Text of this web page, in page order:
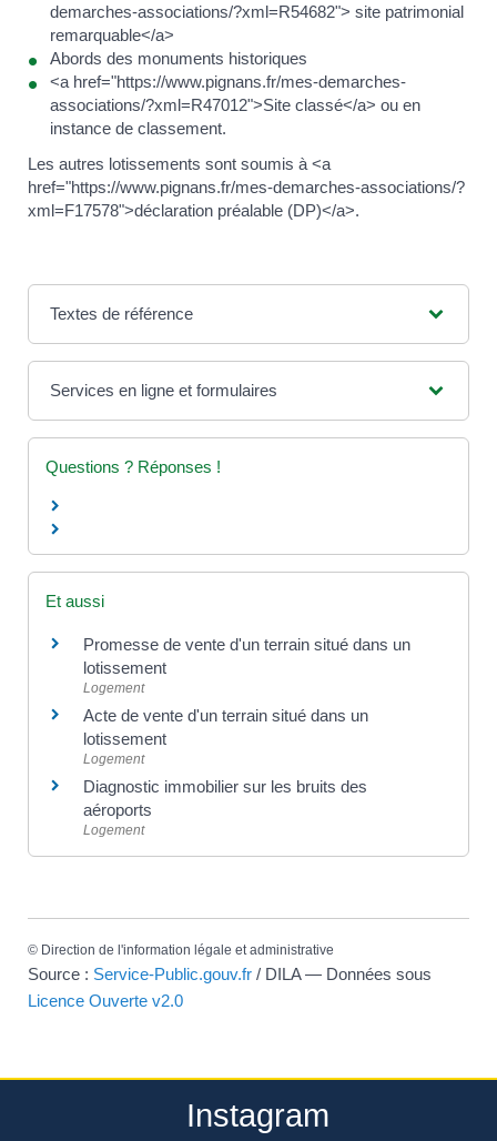
demarches-associations/?xml=R54682"> site patrimonial
remarquable</a>
Abords des monuments historiques
<a href="https://www.pignans.fr/mes-demarches-
associations/?xml=R47012">Site classé</a> ou en
instance de classement.
Les autres lotissements sont soumis à <a
href="https://www.pignans.fr/mes-demarches-associations/?
xml=F17578">déclaration préalable (DP)</a>.
Textes de référence
Services en ligne et formulaires
Questions ? Réponses !
Et aussi
Promesse de vente d'un terrain situé dans un
lotissement
Logement
Acte de vente d'un terrain situé dans un
lotissement
Logement
Diagnostic immobilier sur les bruits des
aéroports
Logement
© Direction de l'information légale et administrative
Source : Service-Public.gouv.fr / DILA — Données sous
Licence Ouverte v2.0
Instagram